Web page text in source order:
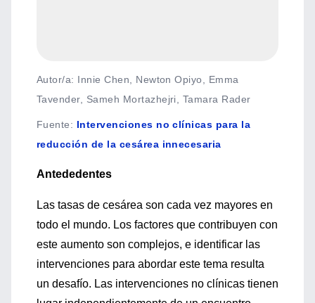
Autor/a: Innie Chen, Newton Opiyo, Emma
Tavender, Sameh Mortazhejri, Tamara Rader
Fuente: Intervenciones no clínicas para la
reducción de la cesárea innecesaria
Antededentes
Las tasas de cesárea son cada vez mayores en
todo el mundo. Los factores que contribuyen con
este aumento son complejos, e identificar las
intervenciones para abordar este tema resulta
un desafío. Las intervenciones no clínicas tienen